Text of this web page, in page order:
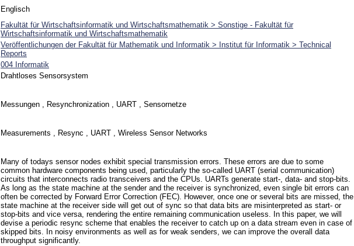
Englisch
Fakultät für Wirtschaftsinformatik und Wirtschaftsmathematik > Sonstige - Fakultät für
Wirtschaftsinformatik und Wirtschaftsmathematik
Veröffentlichungen der Fakultät für Mathematik und Informatik > Institut für Informatik > Technical
Reports
004 Informatik
Drahtloses Sensorsystem
Messungen , Resynchronization , UART , Sensornetze
Measurements , Resync , UART , Wireless Sensor Networks
Many of todays sensor nodes exhibit special transmission errors. These errors are due to some
common hardware components being used, particularly the so-called UART (serial communication)
circuits that interconnects radio transceivers and the CPUs. UARTs generate start-, data- and stop-bits.
As long as the state machine at the sender and the receiver is synchronized, even single bit errors can
often be corrected by Forward Error Correction (FEC). However, once one or several bits are missed, the
state machine at the receiver side will get out of sync so that data bits are misinterpreted as start- or
stop-bits and vice versa, rendering the entire remaining communication useless. In this paper, we will
devise a periodic resync scheme that enables the receiver to catch up on a data stream even in case of
skipped bits. In noisy environments as well as for weak senders, we can improve the overall data
throughput significantly.